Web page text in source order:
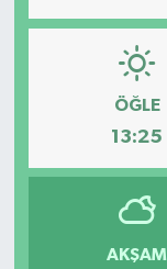
ÖĞLE
13:25
AKŞAM
Resmi İlan
Siyaset
Teknoloji